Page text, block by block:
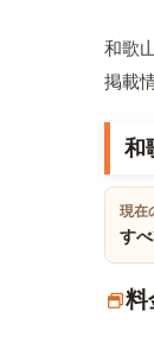
和歌
掲載
和
現在
す
料